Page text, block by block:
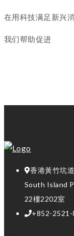
在用科技满足新兴
我们帮助促进
香港黃竹坑
South Island
22樓2202室
+852-2521-